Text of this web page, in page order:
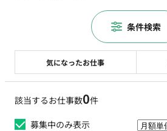
該当するお仕事数0件
募集中のみ表示
気になったお仕事
条件検索